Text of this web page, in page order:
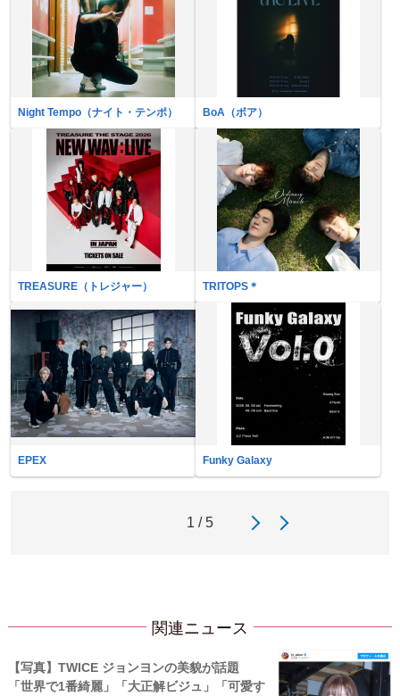
Night Tempo（ナイト・テンポ） BoA（ボア）
TREASURE（トレジャー） TRITOPS＊
EPEX Funky Galaxy
1 / 5
関連ニュース
【写真】TWICE ジョンヨンの美貌が話題
「世界で1番綺麗」「大正解ビジュ」「可愛す